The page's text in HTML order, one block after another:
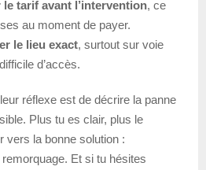
le tarif avant l’intervention, ce
au moment de payer.
le lieu exact, surtout sur voie
d’accès.
réflexe est de décrire la panne
Plus tu es clair, plus le
vers la bonne solution :
Et si tu hésites